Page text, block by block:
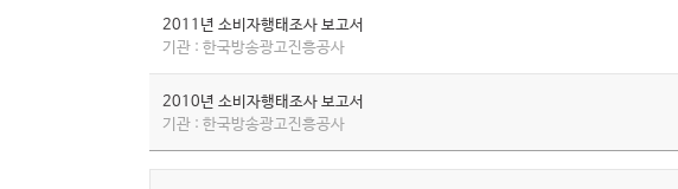
2011년 소비자행태조사 보고서
기관 : 한국방송광고진흥공사
2010년 소비자행태조사 보고서
기관 : 한국방송광고진흥공사